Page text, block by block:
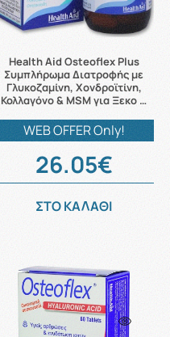
Health Aid Osteoflex Plus
Συμπλήρωμα Διατροφής με
Γλυκοζαμίνη, Χονδροϊτίνη,
Κολλαγόνο & MSM για Ξεκο …
WEB OFFER Only!
26.05€
ΣΤΟ ΚΑΛΑΘΙ